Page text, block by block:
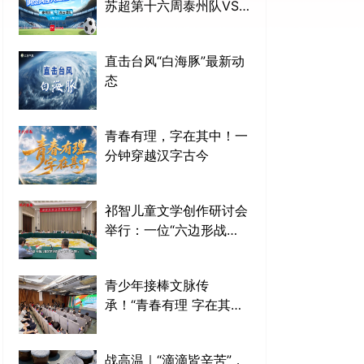
苏超第十六周泰州队VS
直击台风“白海豚”最新动
态
青春有理，字在其中！一
分钟穿越汉字古今
祁智儿童文学创作研讨会
举行：一位“六边形战
青少年接棒文脉传
承！“青春有理 字在其
战高温｜“滴滴皆辛苦”，